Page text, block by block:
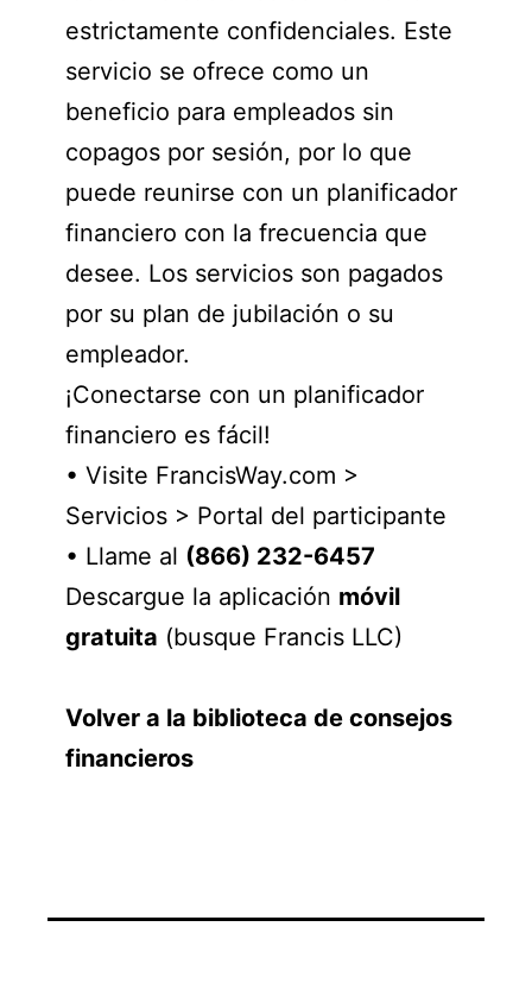
estrictamente confidenciales. Este
servicio se ofrece como un
beneficio para empleados sin
copagos por sesión, por lo que
puede reunirse con un planificador
financiero con la frecuencia que
desee. Los servicios son pagados
por su plan de jubilación o su
empleador.
¡Conectarse con un planificador
financiero es fácil!
• Visite FrancisWay.com >
Servicios > Portal del participante
• Llame al (866) 232-6457
Descargue la aplicación móvil
gratuita (busque Francis LLC)
Volver a la biblioteca de consejos
financieros